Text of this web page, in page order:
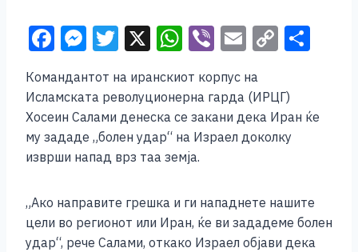
F
c
e
b
o
o
k
M
ss
e
n
g
er
T
tt
er
X W
at
s
A
p
p
Vi
er
E
ai
l
C
p
y
Li
k
e
Командантот на иранскиот корпус на
Исламската револуционерна гарда (ИРЦГ)
Хосеин Салами денеска се закани дека Иран ќе
му зададе „болен удар“ на Израел доколку
изврши напад врз таа земја.
„Ако направите грешка и ги нападнете нашите
цели во регионот или Иран, ќе ви зададеме болен
удар“, рече Салами, откако Израел објави дека